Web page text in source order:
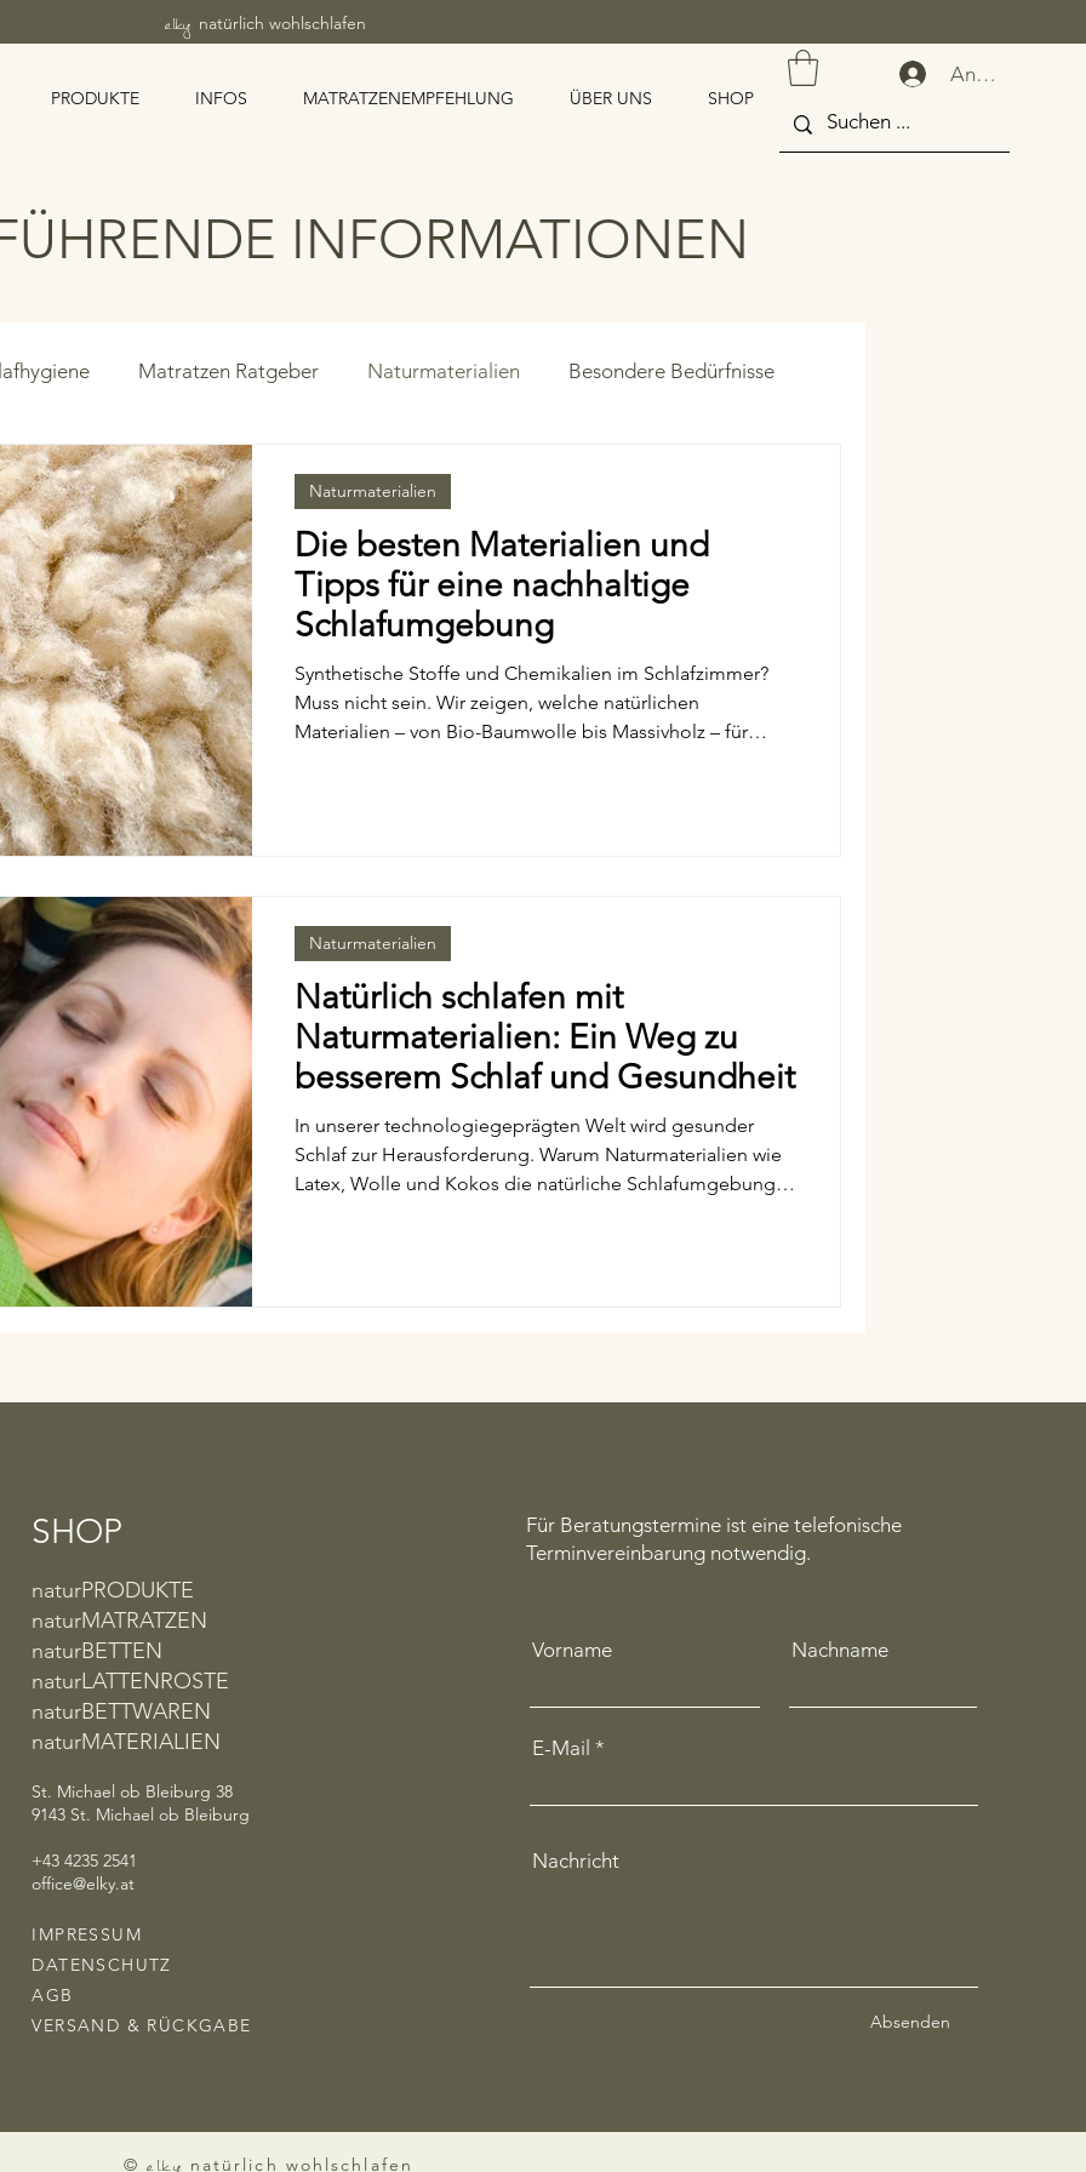
elky natürlich wohlschlafen
PRODUKTE INFOS MATRATZENEMPFEHLUNG ÜBER UNS SHOP
Anmelden
INFORMATIONEN
Matratzen Ratgeber Naturmaterialien Besondere Bedürfnisse
Allergie & gesunder Schlaf
Die besten Materialien und
Tipps für eine nachhaltige
Schlafumgebung
Synthetische Stoffe und Chemikalien im Schlafzimmer?
Muss nicht sein. Wir zeigen, welche natürlichen
Materialien – von Bio-Baumwolle bis Massivholz – für
Naturmaterialien
Natürlich schlafen mit
Naturmaterialien: Ein Weg zu
besserem Schlaf und Gesundheit
In unserer technologiegeprägten Welt wird gesunder
Schlaf zur Herausforderung. Warum Naturmaterialien wie
Latex, Wolle und Kokos die natürliche Schlafumgebung
Naturmaterialien
SHOP
naturPRODUKTE
naturMATRATZEN
naturBETTEN
naturLATTENROSTE
naturBETTWAREN
naturMATERIALIEN
St. Michael ob Bleiburg 38
9143 St. Michael ob Bleiburg
+43 4235 2541
office@elky.at
IMPRESSUM
DATENSCHUTZ
AGB
VERSAND & RÜCKGABE
Für Beratungstermine ist eine telefonische
Terminvereinbarung notwendig.
Vorname Nachname
E-Mail
Nachricht
Absenden
©elky natürlich wohlschlafen